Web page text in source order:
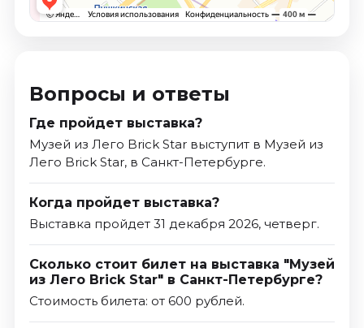
Вопросы и ответы
Где пройдет выставка?
Музей из Лего Brick Star выступит в Музей из
Лего Brick Star, в Санкт-Петербурге.
Когда пройдет выставка?
Выставка пройдет 31 декабря 2026, четверг.
Сколько стоит билет на выставка "Музей
из Лего Brick Star" в Санкт-Петербурге?
Стоимость билета: от 600 рублей.